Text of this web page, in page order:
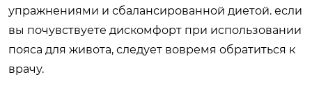
упражнениями и сбалансированной диетой. если
вы почувствуете дискомфорт при использовании
пояса для живота, следует вовремя обратиться к
врачу.